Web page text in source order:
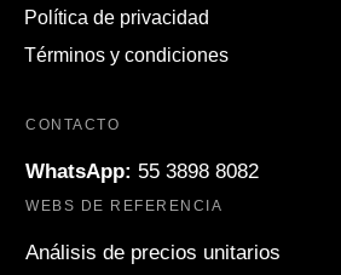
Política de privacidad
Términos y condiciones
CONTACTO
WhatsApp: 55 3898 8082
WEBS DE REFERENCIA
Análisis de precios unitarios